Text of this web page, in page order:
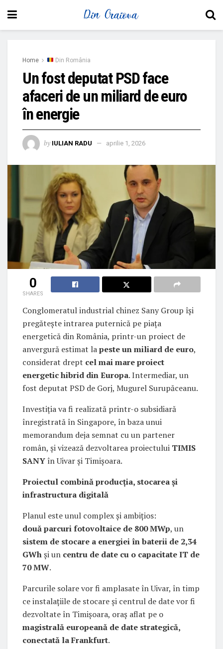
Home Din România
Un fost deputat PSD face
afaceri de un miliard de euro
în energie
by IULIAN RADU aprilie 1, 2026
0
SHARES
Conglomeratul industrial chinez Sany Group își
pregătește intrarea puternică pe piața
energetică din România, printr-un proiect de
anvergură estimat lapeste un miliard de euro,
considerat drept cel mai mare proiect
energetic hibrid din Europa. Intermediar, un
fost deputat PSD de Gorj, Mugurel Surupăceanu.
Investiția va fi realizată printr-o subsidiară
înregistrată în Singapore, în baza unui
memorandum deja semnat cu un partener
român, și vizează dezvoltarea proiectului TIMIS
SANY în Uivar și Timișoara.
Proiectul combină producția, stocarea și
infrastructura digitală
Planul este unul complex și ambițios:
două parcuri fotovoltaice de 800 MWp, un
sistem de stocare a energiei în baterii de 2,34
GWhși un centru de date cu o capacitate IT de
70 MW.
Parcurile solare vor fi amplasate în Uivar, în timp
ce instalațiile de stocare și centrul de date vor fi
dezvoltate în Timișoara, oraș aflat pe o
magistrală europeană de date strategică,
conectată la Frankfurt.